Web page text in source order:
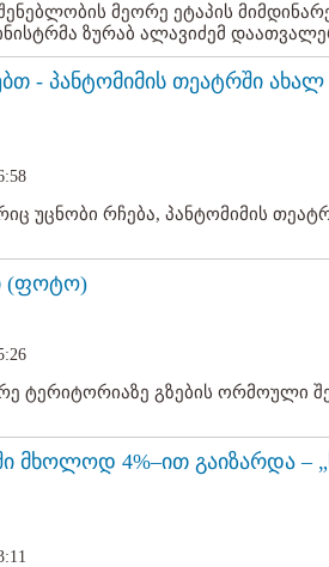
მეორე ეტაპის
ზურაბ ალავიძემ
- პანტომიმის თეატრში ახალ
უცნობი რჩება, პანტომიმის
(ფოტო)
ტერიტორიაზე გზების ორმოული
მხოლოდ 4%–ით გაიზარდა –